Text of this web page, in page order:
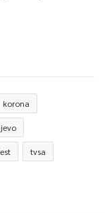
korona
tvsa